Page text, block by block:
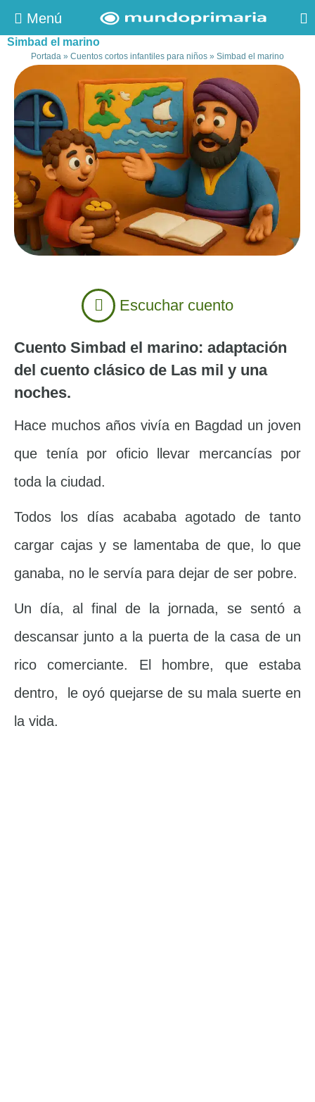
Menú
Simbad el marino
Portada » Cuentos cortos infantiles para niños » Simbad el marino
Escuchar cuento
Cuento Simbad el marino: adaptación
del cuento clásico de Las mil y una
noches.
Hace muchos años vivía en Bagdad un joven
que tenía por oficio llevar mercancías por
toda la ciudad.
Todos los días acababa agotado de tanto
cargar cajas y se lamentaba de que, lo que
ganaba, no le servía para dejar de ser pobre.
Un día, al final de la jornada, se sentó a
descansar junto a la puerta de la casa de un
rico comerciante. El hombre, que estaba
dentro, le oyó quejarse de su mala suerte en
la vida.